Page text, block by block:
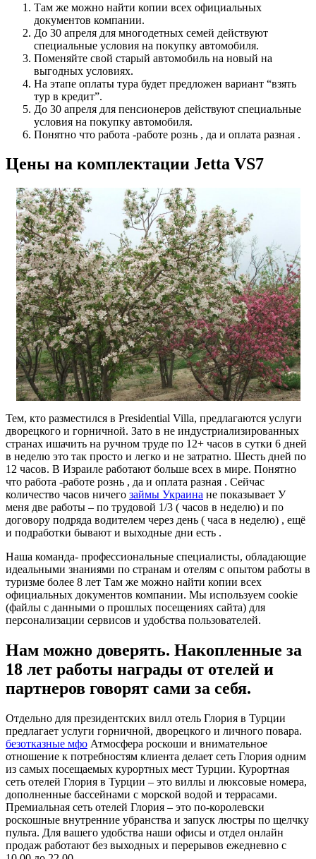
Там же можно найти копии всех официальных
документов компании.
До 30 апреля для многодетных семей действуют
специальные условия на покупку автомобиля.
Поменяйте свой старый автомобиль на новый на
выгодных условиях.
На этапе оплаты тура будет предложен вариант “взять
тур в кредит”.
До 30 апреля для пенсионеров действуют специальные
условия на покупку автомобиля.
Понятно что работа -работе рознь , да и оплата разная .
Цены на комплектации Jetta VS7
Тем, кто разместился в Presidential Villa, предлагаются услуги
дворецкого и горничной. Зато в не индустриализированных
странах ишачить на ручном труде по 12+ часов в сутки 6 дней
в неделю это так просто и легко и не затратно. Шесть дней по
12 часов. В Израиле работают больше всех в мире. Понятно
что работа -работе рознь , да и оплата разная . Сейчас
количество часов ничего займы Украина не показывает У
меня две работы – по трудовой 1/3 ( часов в неделю) и по
договору подряда водителем через день ( часа в неделю) , ещё
и подработки бывают и выходные дни есть .
Наша команда- профессиональные специалисты, обладающие
идеальными знаниями по странам и отелям с опытом работы в
туризме более 8 лет Там же можно найти копии всех
официальных документов компании. Мы используем cookie
(файлы с данными о прошлых посещениях сайта) для
персонализации сервисов и удобства пользователей.
Нам можно доверять. Накопленные за
18 лет работы награды от отелей и
партнеров говорят сами за себя.
Отдельно для президентских вилл отель Глория в Турции
предлагает услуги горничной, дворецкого и личного повара.
безотказные мфо Атмосфера роскоши и внимательное
отношение к потребностям клиента делает сеть Глория одним
из самых посещаемых курортных мест Турции. Курортная
сеть отелей Глория в Турции – это виллы и люксовые номера,
дополненные бассейнами с морской водой и террасами.
Премиальная сеть отелей Глория – это по-королевски
роскошные внутренние убранства и запуск люстры по щелчку
пульта. Для вашего удобства наши офисы и отдел онлайн
продаж работают без выходных и перерывов ежедневно с